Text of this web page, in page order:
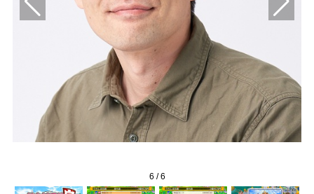
6 /6